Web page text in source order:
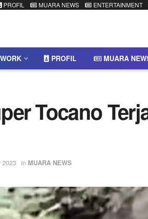
PROFIL MUARA NEWS ENTERTAINMENT
PROFIL MUARA
Tocano
2023 in MUARA NEWS